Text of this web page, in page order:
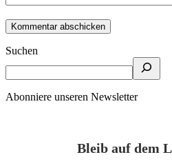
Suchen
Abonniere unseren Newsletter
Bleib auf dem